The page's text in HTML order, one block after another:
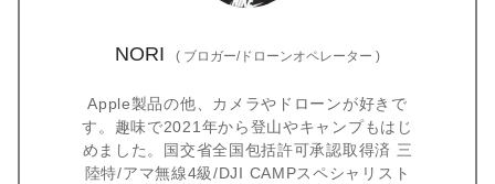
NORI ( ブロガー/ドローンオペレーター )
Apple製品の他、カメラやドローンが好きで
す。趣味で2021年から登山やキャンプもはじ
めました。国交省全国包括許可承認取得済 三
陸特/アマ無線4級/DJI CAMPスペシャリスト